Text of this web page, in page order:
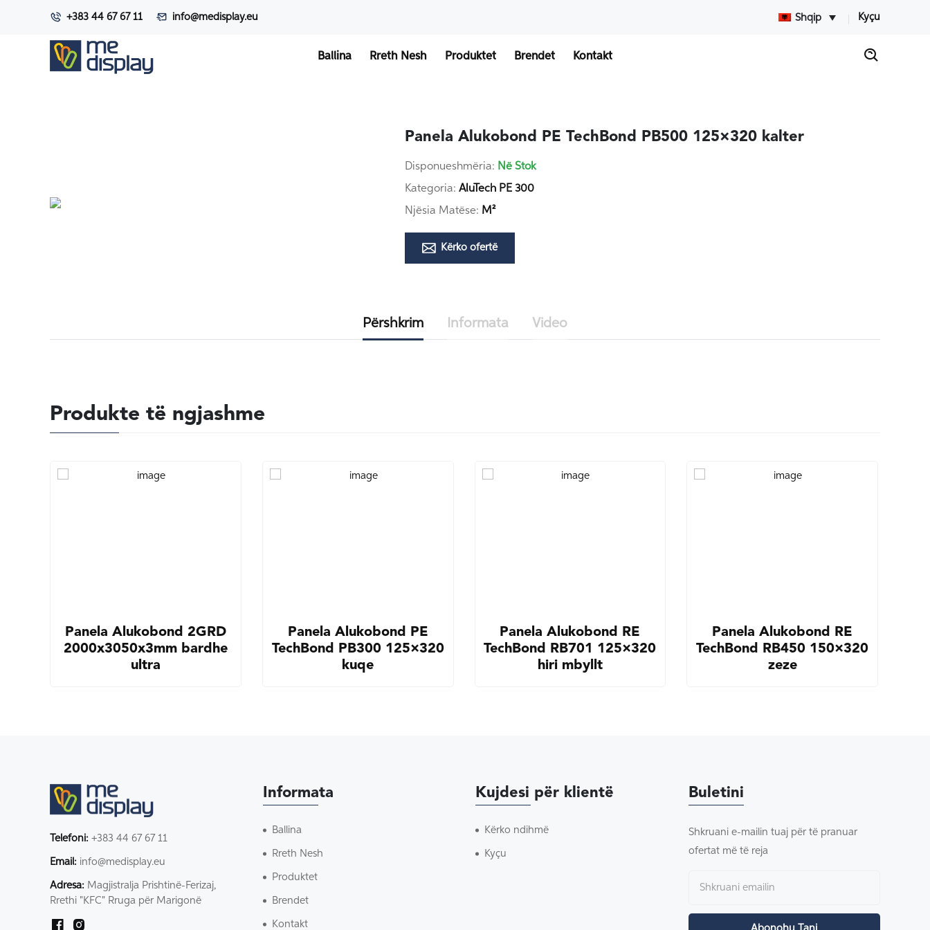
+383 44 67 67 11 info@medisplay.eu Shqip Kyçu
Ballina Rreth Nesh Produktet Brendet Kontakt
Panela Alukobond PE TechBond PB500 125×320 kalter
Disponueshmëria: Në Stok
Kategoria: AluTech PE 300
Njësia Matëse: M²
Kërko ofertë
Përshkrim Informata Video
Produkte të ngjashme
Panela Alukobond 2GRD
2000x3050x3mm bardhe
ultra
Panela Alukobond PE
TechBond PB300 125×320
kuqe
Panela Alukobond RE
TechBond RB701 125×320
hiri mbyllt
Panela Alukobond RE
TechBond RB450 150×320
zeze
Telefoni: +383 44 67 67 11
Email: info@medisplay.eu
Adresa: Magjistralja Prishtinë-Ferizaj,
Rrethi "KFC" Rruga për Marigonë
Informata
Ballina
Rreth Nesh
Produktet
Brendet
Kontakt
Kujdesi për klientë
Kërko ndihmë
Kyçu
Buletini
Shkruani e-mailin tuaj për të pranuar
ofertat më të reja